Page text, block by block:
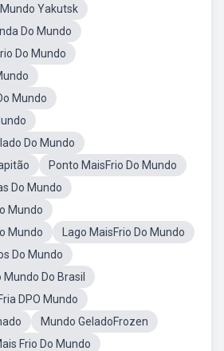
Yakutsk
Do Mundo
Do Mundo
Mundo
Do Mundo
Ponto MaisFrio Do Mundo
Do Mundo
Mundo
Mundo
Lago MaisFrio Do Mundo
Do Mundo
Do Brasil
DPO Mundo
Mundo GeladoFrozen
Frio Do Mundo